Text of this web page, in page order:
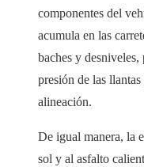
componentes del
acumula en las
baches y
presión de las
alineación.
De igual manera, la
sol y al asfalto